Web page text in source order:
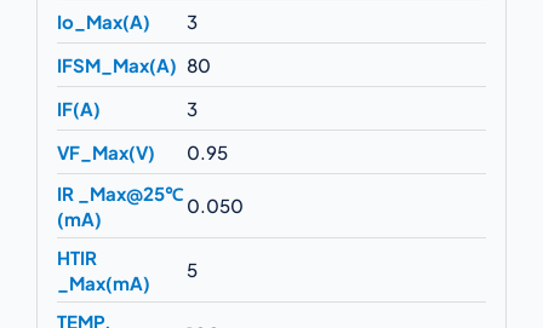
Io_Max(A)
3
IFSM_Max(A) 80
IF(A)
3
VF_Max(V)
0.95
IR _Max@25℃
(mA)
0.050
HTIR
_Max(mA)
5
TEMP.